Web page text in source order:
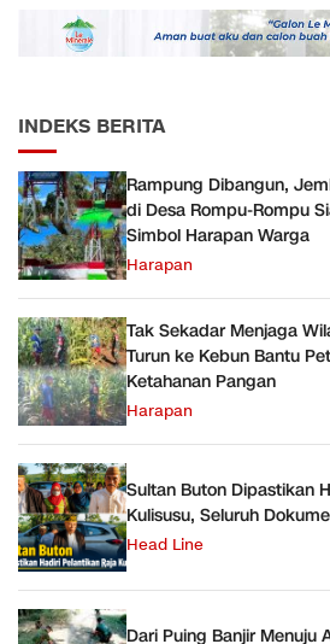
JMD dan JMF
INDEKS BERITA
Rampung Dibangun,
di Desa Rompu-Rompu
Simbol Harapan Warga
Harapan
Tak Sekadar Menjaga
Turun ke Kebun Bantu
Ketahanan Pangan
Harapan
Sultan Buton Dipastikan
Kulisusu, Seluruh
Head Line
Dari Puing Banjir Menuju